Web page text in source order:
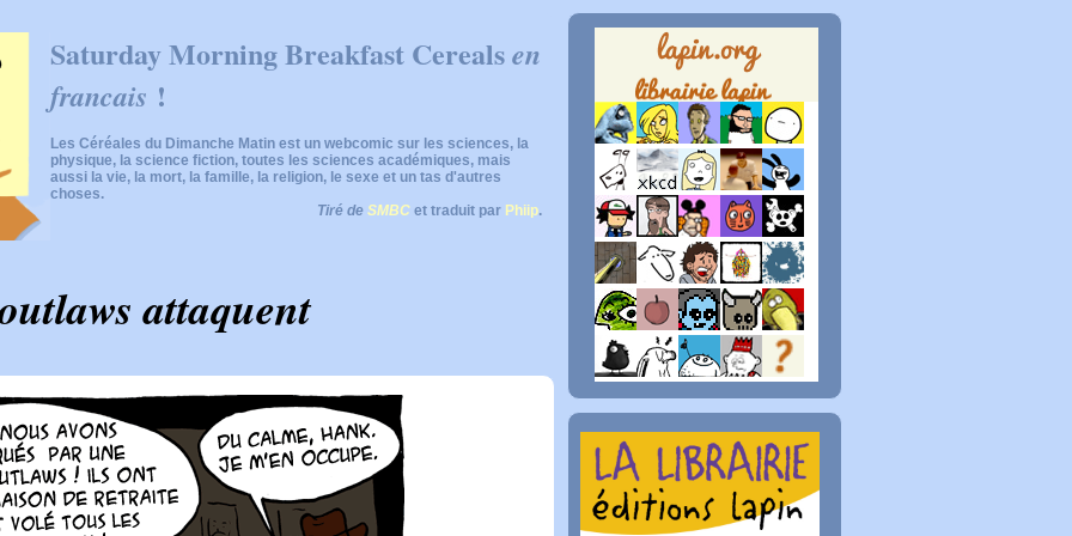
Saturday Morning Breakfast Cerealsen
francais !
Les Céréales du Dimanche Matin est un webcomic sur les sciences, la
physique, la science fiction, toutes les sciences académiques, mais
aussi la vie, la mort, la famille, la religion, le sexe et un tas d'autres
choses.
Tiré de SMBC et traduit par Phiip.
attaquent